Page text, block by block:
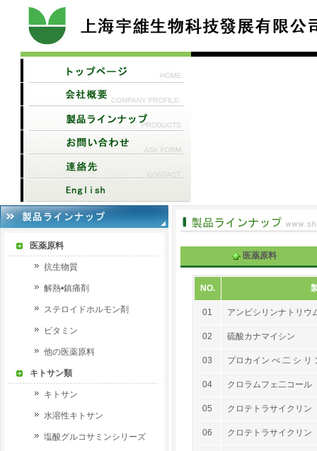
医薬原料
抗生物質
解熱•鎮痛剤
ステロイドホルモン剤
ビタミン
他の医薬原料
キトサン類
キトサン
水溶性キトサン
塩酸グルコサミンシリーズ
医薬原料
NO.
01 アンピシリンナトリウ
02 硫酸カナマイシン
03 プロカイン ぺ 二 シ リ
04 クロラムフェ二コール
05 クロテトラサイクリン
06 クロテトラサイクリン